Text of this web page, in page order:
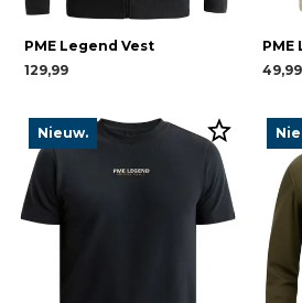
PME Legend Vest
129,99
49,99
Nieuw.